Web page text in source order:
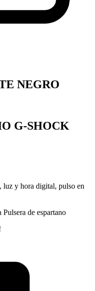
NEGRO
G-SHOCK
luz y hora digital, pulso en
de espartano